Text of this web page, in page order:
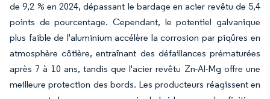
de 9,2 % en 2024, dépassant le bardage en acier revêtu de 5,4
points de pourcentage. Cependant, le potentiel galvanique
plus faible de l'aluminium accélère la corrosion par piqûres en
atmosphère côtière, entraînant des défaillances prématurées
après 7 à 10 ans, tandis que l'acier revêtu Zn-Al-Mg offre une
meilleure protection des bords. Les producteurs réagissent en